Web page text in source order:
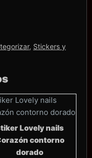
, Stickers y
Lovely nails
contorno
dorado